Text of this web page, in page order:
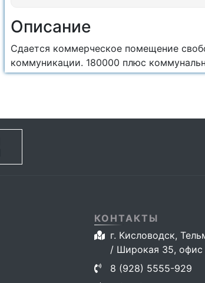
Описание
Сдается коммерческое помещение
коммуникации. 180000 плюс
КОНТАКТЫ
г. Кисловодск,
/ Широкая 35, офис
8 (928) 5555-929